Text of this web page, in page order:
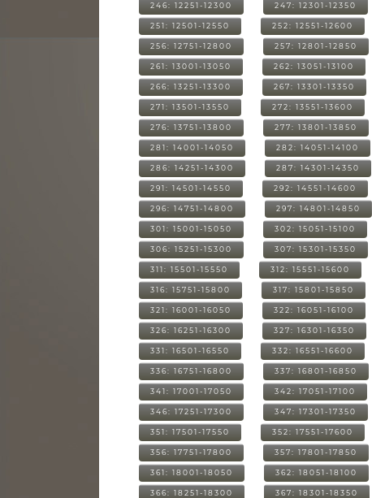
246: 12251-12300 247: 12301-12350
251: 12501-12550 252: 12551-12600
256: 12751-12800 257: 12801-12850
261: 13001-13050 262: 13051-13100
266: 13251-13300 267: 13301-13350
271: 13501-13550 272: 13551-13600
276: 13751-13800 277: 13801-13850
281: 14001-14050 282: 14051-14100
286: 14251-14300 287: 14301-14350
291: 14501-14550 292: 14551-14600
296: 14751-14800 297: 14801-14850
301: 15001-15050 302: 15051-15100
306: 15251-15300 307: 15301-15350
311: 15501-15550 312: 15551-15600
316: 15751-15800 317: 15801-15850
321: 16001-16050 322: 16051-16100
326: 16251-16300 327: 16301-16350
331: 16501-16550 332: 16551-16600
336: 16751-16800 337: 16801-16850
341: 17001-17050 342: 17051-17100
346: 17251-17300 347: 17301-17350
351: 17501-17550 352: 17551-17600
356: 17751-17800 357: 17801-17850
361: 18001-18050 362: 18051-18100
366: 18251-18300 367: 18301-18350